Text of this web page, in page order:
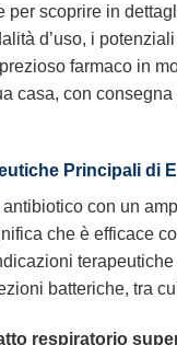
per scoprire in
d’uso, i
farmaco in
casa, con consegna
Principali di
antibiotico con un
che è efficace
batteriche, tra
respiratorio